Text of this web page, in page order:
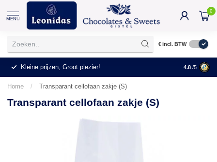
MENU
0
€incl. BTW
Kleine prijzen, Groot plezier! 4.8 /5
Home / Transparant cellofaan zakje (S)
Transparant cellofaan zakje (S)